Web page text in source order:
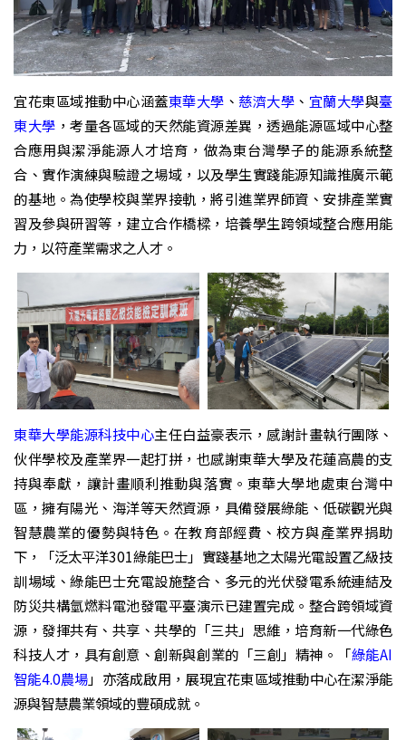
宜花東區域推動中心涵蓋東華大學 、 慈濟大學 、 宜蘭大學與臺
東大學 ，考量各區域的天然能資源差異，透過能源區域中心整
合應用與潔淨能源人才培育，做為東台灣學子的能源系統整
合、實作演練與驗證之場域，以及學生實踐能源知識推廣示範
的基地。為使學校與業界接軌，將引進業界師資、安排產業實
習及參與研習等，建立合作橋樑，培養學生跨領域整合應用能
力，以符產業需求之人才。
東華大學能源科技中心主任白益豪表示，感謝計畫執行團隊、
伙伴學校及產業界一起打拼，也感謝東華大學及花蓮高農的支
持與奉獻，讓計畫順利推動與落實。東華大學地處東台灣中
區，擁有陽光、海洋等天然資源，具備發展綠能、低碳觀光與
智慧農業的優勢與特色。在教育部經費、校方與產業界捐助
下，「泛太平洋301綠能巴士」實踐基地之太陽光電設置乙級技
訓場域、綠能巴士充電設施整合、多元的光伏發電系統連結及
防災共構氫燃料電池發電平臺演示已建置完成。整合跨領域資
源，發揮共有、共享、共學的「三共」思維，培育新一代綠色
科技人才，具有創意、創新與創業的「三創」精神。「綠能AI
智能4.0農場」亦落成啟用，展現宜花東區域推動中心在潔淨能
源與智慧農業領域的豐碩成就。